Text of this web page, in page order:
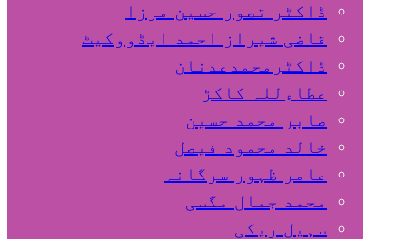
ڈاکٹر تصور حسین مرزا
قاضی شیراز احمد ایڈووکیٹ
ڈاکٹرمحمدعدنان
عطاءللہ کاکڑ
صابر محمد حسین
خالد محمود فیصل
عامر ظہور سرگانہ
محمد جمال مگسی
سہیل ريكی